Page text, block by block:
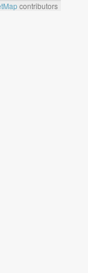
contributors